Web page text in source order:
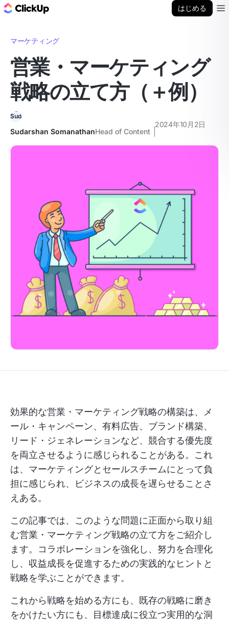
はじめる
マーケティング
営業・マーケティング
戦略の立て方（＋例）
Sudarshan SomanathanHead of Content
2024年10月2日
効果的な営業・マーケティング戦略の構築は、メ
ール・キャンペーン、有料広告、ブランド構築、
リード・ジェネレーションなど、競合する優先度
を両立させるように感じられることがある。これ
は、マーケティングとセールスチームにとって負
担に感じられ、ビジネスの成長を遅らせることさ
えある。
この記事では、このような問題に正面から取り組
む営業・マーケティング戦略の立て方をご紹介し
ます。コラボレーションを強化し、努力を合理化
し、収益成長を促進するための実践的なヒントと
戦略を学ぶことができます。
これから戦略を始める方にも、既存の戦略に磨き
をかけたい方にも、目標達成に役立つ実用的な洞